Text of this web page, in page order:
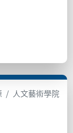
人文藝術學院